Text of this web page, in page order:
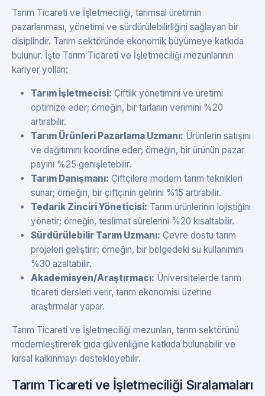
Tarım Ticareti ve İşletmeciliği, tarımsal üretimin
pazarlanması, yönetimi ve sürdürülebilirliğini sağlayan bir
disiplindir. Tarım sektöründe ekonomik büyümeye katkıda
bulunur. İşte Tarım Ticareti ve İşletmeciliği mezunlarının
kariyer yolları:
Tarım İşletmecisi: Çiftlik yönetimini ve üretimi
optimize eder; örneğin, bir tarlanın verimini %20
artırabilir.
Tarım Ürünleri Pazarlama Uzmanı: Ürünlerin satışını
ve dağıtımını koordine eder; örneğin, bir ürünün pazar
payını %25 genişletebilir.
Tarım Danışmanı: Çiftçilere modern tarım teknikleri
sunar; örneğin, bir çiftçinin gelirini %15 artırabilir.
Tedarik Zinciri Yöneticisi: Tarım ürünlerinin lojistiğini
yönetir; örneğin, teslimat sürelerini %20 kısaltabilir.
Sürdürülebilir Tarım Uzmanı: Çevre dostu tarım
projeleri geliştirir; örneğin, bir bölgedeki su kullanımını
%30 azaltabilir.
Akademisyen/Araştırmacı: Üniversitelerde tarım
ticareti dersleri verir, tarım ekonomisi üzerine
araştırmalar yapar.
Tarım Ticareti ve İşletmeciliği mezunları, tarım sektörünü
modernleştirerek gıda güvenliğine katkıda bulunabilir ve
kırsal kalkınmayı destekleyebilir.
Tarım Ticareti ve İşletmeciliği Sıralamaları